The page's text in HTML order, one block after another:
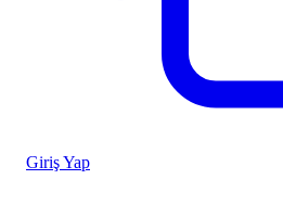
Giriş Yap